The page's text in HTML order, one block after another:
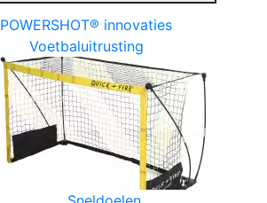
POWERSHOT® innovaties
Voetbaluitrusting